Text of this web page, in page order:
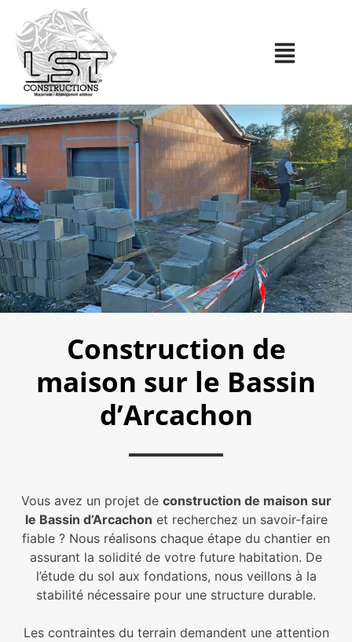
Construction de
maison sur le Bassin
d’Arcachon
Vous avez un projet de construction de maison sur
le Bassin d’Arcachon et recherchez un savoir-faire
fiable ? Nous réalisons chaque étape du chantier en
assurant la solidité de votre future habitation. De
l’étude du sol aux fondations, nous veillons à la
stabilité nécessaire pour une structure durable.
Les contraintes du terrain demandent une attention